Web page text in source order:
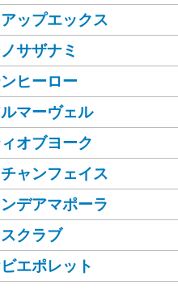
ップエックス
ノサザナミ
ンヒーロー
ルマーヴェル
ィオブヨーク
ャンフェイス
デアマポーラ
スクラブ
ビエポレット